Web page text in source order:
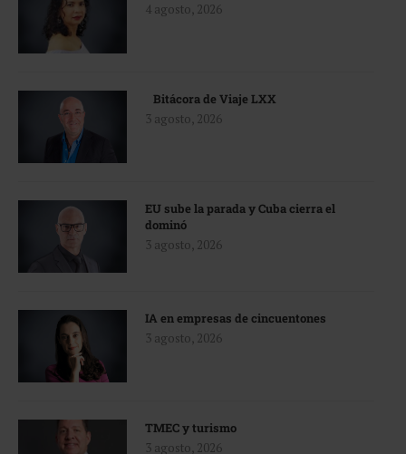
4 agosto, 2026
Bitácora de Viaje LXX
3 agosto, 2026
EU sube la parada y Cuba cierra el
dominó
3 agosto, 2026
IA en empresas de cincuentones
3 agosto, 2026
TMEC y turismo
3 agosto, 2026